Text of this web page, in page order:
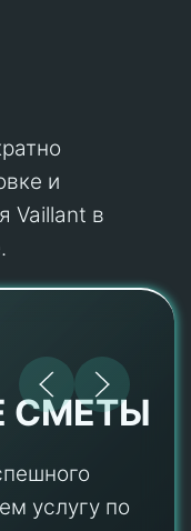
и
Vaillant в
СМЕТЫ
услугу по